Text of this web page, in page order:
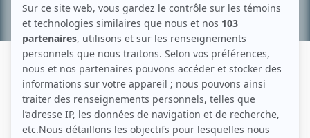
NANCY RIPEAU
Liens
Fiche de Nancy Ripeau sur Showbizz.net